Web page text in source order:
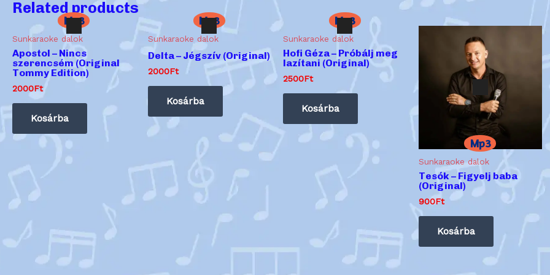
Related products
Mp3
Sunkaraoke dalok
Audió
lejátszó
Apostol – Nincs
szerencsém (Original
Tommy Edition)
2000Ft
Kosárba
Mp3
Sunkaraoke dalok
Audió
Delta – Jégszív (Original)
2000Ft
Kosárba
Mp3
Sunkaraoke dalok
Audió
lejátszó
Hofi Géza – Próbálj meg
lazítani (Original)
2500Ft
Kosárba
Mp3
Sunkaraoke dalok
Audió
lejátszó
Tesók – Figyelj baba
(Original)
900Ft
Kosárba